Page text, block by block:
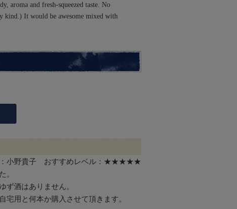
aroma and fresh-squeezed taste. No
kind.) It would be awesome mixed with
小野貴子 おすすめレベル： ★★★★★
。
ず酒はありません。
用と何本か購入させて頂きます。